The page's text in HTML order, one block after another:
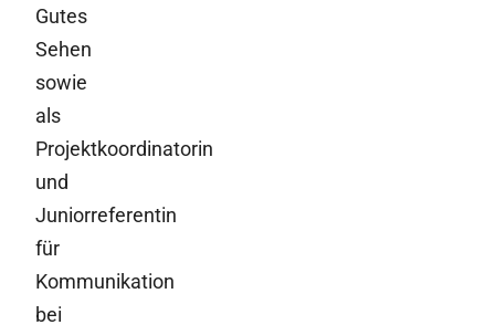
Gutes
Sehen
sowie
als
Projektkoordinatorin
und
Juniorreferentin
für
Kommunikation
bei